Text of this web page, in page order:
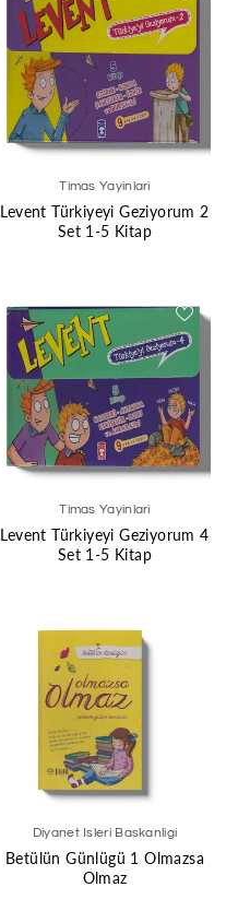
Timas Yayinlari
Levent Türkiyeyi Geziyorum 2
Set 1-5 Kitap
Timas Yayinlari
Levent Türkiyeyi Geziyorum 4
Set 1-5 Kitap
Diyanet Isleri Baskanligi
Betülün Günlügü 1 Olmazsa
Olmaz